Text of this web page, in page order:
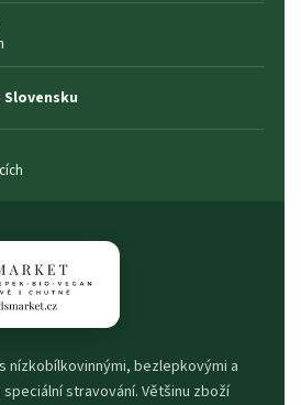
Slovensku
nízkobílkovinnými, bezlepkovými a
stravování. Většinu zboží